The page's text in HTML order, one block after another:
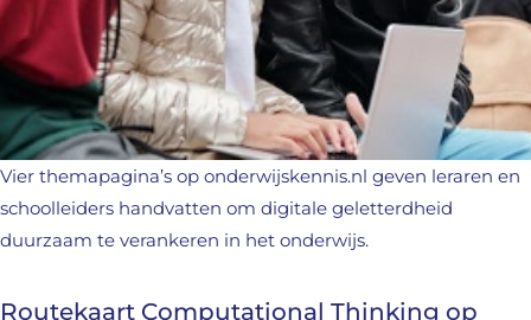
Vier themapagina’s op onderwijskennis.nl geven leraren en
schoolleiders handvatten om digitale geletterdheid
duurzaam te verankeren in het onderwijs.
Routekaart Computational Thinking op